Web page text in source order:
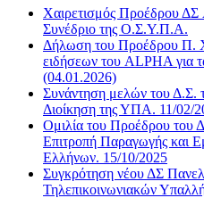
Χαιρετισμός Προέδρου
Συνέδριο της Ο.Σ.Υ.Π.Α.
Δήλωση του Προέδρου Π.
ειδήσεων του ALPHA για
(04.01.2026)
Συνάντηση μελών του Δ.Σ.
Διοίκηση της ΥΠΑ. 11/02/
Ομιλία του Προέδρου του
Επιτροπή Παραγωγής και
Ελλήνων. 15/10/2025
Συγκρότηση νέου ΔΣ
Τηλεπικοινωνιακών